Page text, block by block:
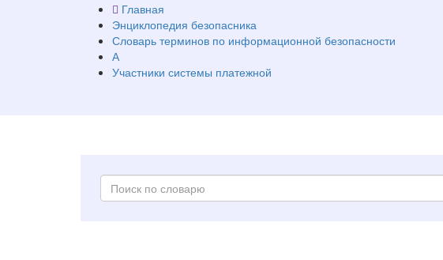
Главная
Энциклопедия безопасника
Словарь терминов по информационной безопасности
А
Участники системы платежной